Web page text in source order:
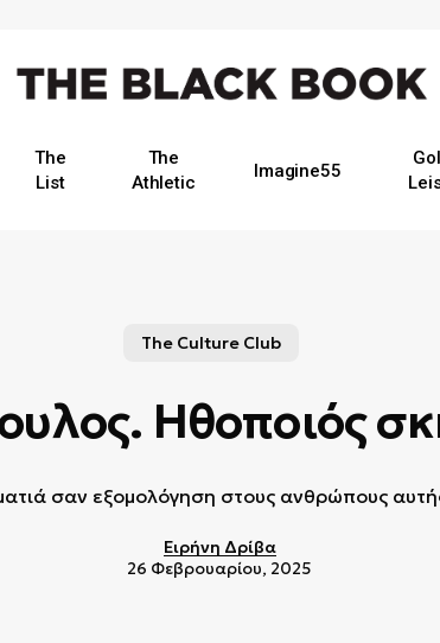
The
List
The
Athletic
Imagine55
The Culture Club
Ηθοποιός
σαν εξομολόγηση στους ανθρώπους
Ειρήνη Δρίβα
26 Φεβρουαρίου, 2025